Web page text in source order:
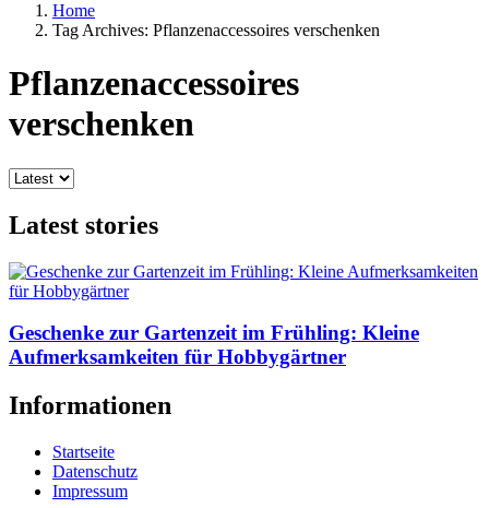
Home
Tag Archives: Pflanzenaccessoires verschenken
Pflanzenaccessoires
verschenken
Latest stories
Geschenke zur Gartenzeit im Frühling: Kleine
Aufmerksamkeiten für Hobbygärtner
Informationen
Startseite
Datenschutz
Impressum